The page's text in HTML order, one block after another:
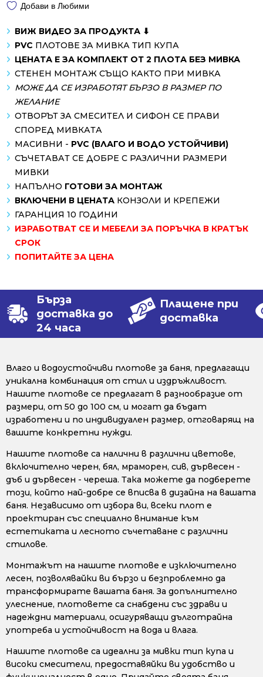
Добави в Любими
ВИЖ ВИДЕО ЗА ПРОДУКТА ⬇
PVC ПЛОТОВЕ ЗА МИВКА ТИП КУПА
ЦЕНАТА Е ЗА КОМПЛЕКТ ОТ 2 ПЛОТА БЕЗ МИВКА
СТЕНЕН МОНТАЖ СЪЩО КАКТО ПРИ МИВКА
МОЖЕ ДА СЕ ИЗРАБОТЯТ БЪРЗО В РАЗМЕР ПО
ЖЕЛАНИЕ
ОТВОРЪТ ЗА СМЕСИТЕЛ И СИФОН СЕ ПРАВИ
СПОРЕД МИВКАТА
МАСИВНИ - PVC (ВЛАГО И ВОДО УСТОЙЧИВИ)
СЪЧЕТАВАТ СЕ ДОБРЕ С РАЗЛИЧНИ РАЗМЕРИ
МИВКИ
НАПЪЛНО ГОТОВИ ЗА МОНТАЖ
ВКЛЮЧЕНИ В ЦЕНАТА КОНЗОЛИ И КРЕПЕЖИ
ГАРАНЦИЯ 10 ГОДИНИ
ИЗРАБОТВАТ СЕ И МЕБЕЛИ ЗА ПОРЪЧКА В КРАТЪК
СРОК
ПОПИТАЙТЕ ЗА ЦЕНА
Бърза
доставка до
24 часа
Плащене при
доставка
Влаго и водоустойчиви плотове за баня, предлагащи
уникална комбинация от стил и издръжливост.
Нашите плотове се предлагат в разнообразие от
размери, от 50 до 100 см, и могат да бъдат
изработени и по индивидуален размер, отговарящ на
вашите конкретни нужди.
Нашите плотове са налични в различни цветове,
включително черен, бял, мраморен, сив, дървесен -
дъб и дървесен - череша. Така можете да подберете
този, който най-добре се вписва в дизайна на вашата
баня. Независимо от избора ви, всеки плот е
проектиран със специално внимание към
естетиката и лесното съчетаване с различни
стилове.
Монтажът на нашите плотове е изключително
лесен, позволявайки ви бързо и безпроблемно да
трансформирате вашата баня. За допълнително
улеснение, плотовете са снабдени със здрави и
надеждни материали, осигуряващи дълготрайна
употреба и устойчивост на вода и влага.
Нашите плотове са идеални за мивки тип купа и
високи смесители, предоставяйки ви удобство и